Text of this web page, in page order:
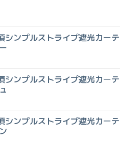
シンプルストライプ遮光カーテ
シンプルストライプ遮光カーテ
シンプルストライプ遮光カーテ